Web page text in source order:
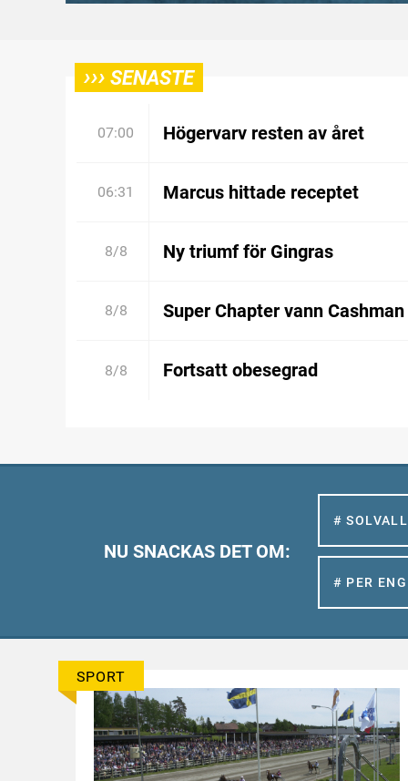
››› SENASTE
07:00 Högervarv resten av året
06:31 Marcus hittade receptet
8/8 Ny triumf för Gingras
8/8 Super Chapter vann Cashman
8/8 Fortsatt obesegrad
NU SNACKAS DET OM:
#
# PER
SPORT